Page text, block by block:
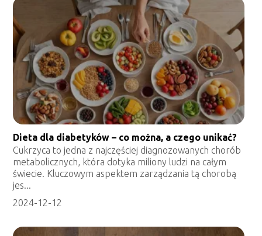
Dieta dla diabetyków – co można, a czego unikać?
Cukrzyca to jedna z najczęściej diagnozowanych chorób
metabolicznych, która dotyka miliony ludzi na całym
świecie. Kluczowym aspektem zarządzania tą chorobą
jes...
2024-12-12